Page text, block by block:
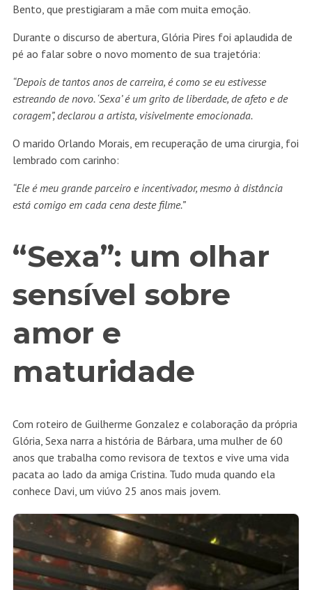
Bento, que prestigiaram a mãe com muita emoção.
Durante o discurso de abertura, Glória Pires foi aplaudida de
pé ao falar sobre o novo momento de sua trajetória:
“Depois de tantos anos de carreira, é como se eu estivesse
estreando de novo. ‘Sexa’ é um grito de liberdade, de afeto e de
coragem”, declarou a artista, visivelmente emocionada.
O marido Orlando Morais, em recuperação de uma cirurgia, foi
lembrado com carinho:
“Ele é meu grande parceiro e incentivador, mesmo à distância
está comigo em cada cena deste filme.”
“Sexa”: um olhar
sensível sobre
amor e
maturidade
Com roteiro de Guilherme Gonzalez e colaboração da própria
Glória, Sexa narra a história de Bárbara, uma mulher de 60
anos que trabalha como revisora de textos e vive uma vida
pacata ao lado da amiga Cristina. Tudo muda quando ela
conhece Davi, um viúvo 25 anos mais jovem.